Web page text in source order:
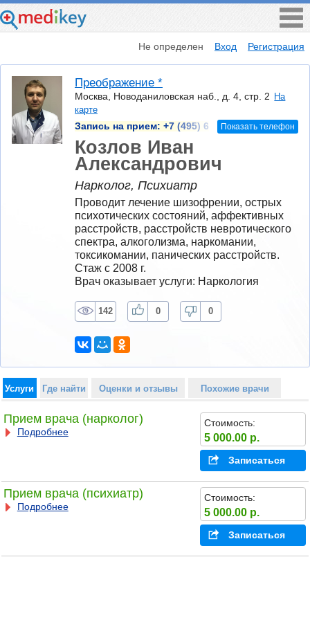
Не определен Вход Регистрация
Преображение *
Москва, Новоданиловская наб., д. 4, стр. 2 На
карте
Запись на прием: +7 (495) 6 Показать телефон
Козлов Иван
Александрович
Нарколог, Психиатр
Проводит лечение шизофрении, острых
психотических состояний, аффективных
расстройств, расстройств невротического
спектра, алкоголизма, наркомании,
токсикомании, панических расстройств.
Стаж с 2008 г.
Врач оказывает услуги: Наркология
142 0 0
Услуги Где найти Оценки и отзывы Похожие врачи
Прием врача (нарколог)
Подробнее
Стоимость:
5 000.00 р.
Записаться
Прием врача (психиатр)
Подробнее
Стоимость:
5 000.00 р.
Записаться